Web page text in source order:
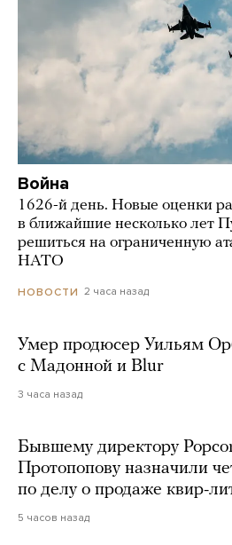
Война
1626-й день. Новые оценки
в ближайшие несколько лет
решиться на ограниченную
НАТО
НОВОСТИ 2 часа назад
Умер продюсер Уильям
с Мадонной и Blur
3 часа назад
Бывшему директору
Протопопову назначили
по делу о продаже квир-
5 часов назад